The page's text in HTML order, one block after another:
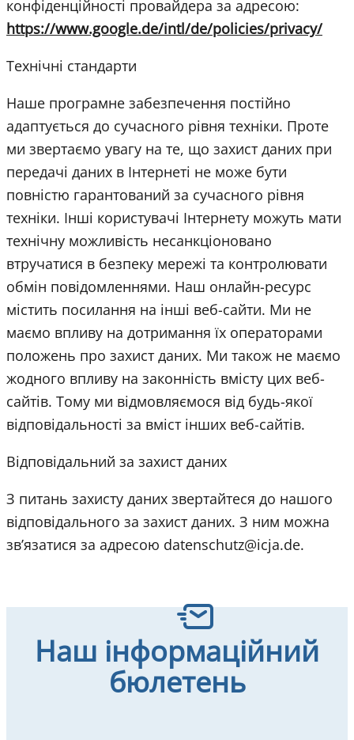
конфіденційності провайдера за адресою:
https://www.google.de/intl/de/policies/privacy/
Технічні стандарти
Наше програмне забезпечення постійно
адаптується до сучасного рівня техніки. Проте
ми звертаємо увагу на те, що захист даних при
передачі даних в Інтернеті не може бути
повністю гарантований за сучасного рівня
техніки. Інші користувачі Інтернету можуть мати
технічну можливість несанкціоновано
втручатися в безпеку мережі та контролювати
обмін повідомленнями. Наш онлайн-ресурс
містить посилання на інші веб-сайти. Ми не
маємо впливу на дотримання їх операторами
положень про захист даних. Ми також не маємо
жодного впливу на законність вмісту цих веб-
сайтів. Тому ми відмовляємося від будь-якої
відповідальності за вміст інших веб-сайтів.
Відповідальний за захист даних
З питань захисту даних звертайтеся до нашого
відповідального за захист даних. З ним можна
зв’язатися за адресою datenschutz@icja.de.
Наш інформаційний
бюлетень